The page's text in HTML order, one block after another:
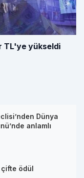
TL'ye yükseldi
Dünya
anlamlı
çifte ödül